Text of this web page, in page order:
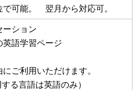
可能。 翌月から対応可。
ション
語学習ページ
ご利用いただけます。
る言語は英語のみ）